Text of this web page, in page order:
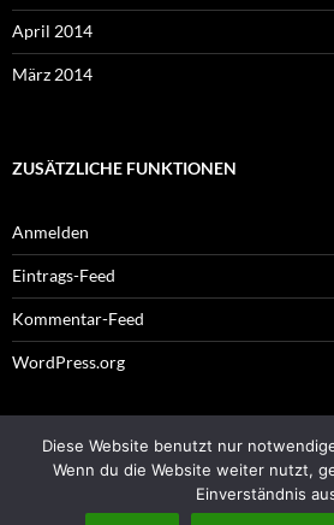
April 2014
März 2014
ZUSÄTZLICHE FUNKTIONEN
Anmelden
Eintrags-Feed
Kommentar-Feed
WordPress.org
Impressum
Diese Website benutzt nur
Wenn du die Website weiter nutzt,
Einverständnis